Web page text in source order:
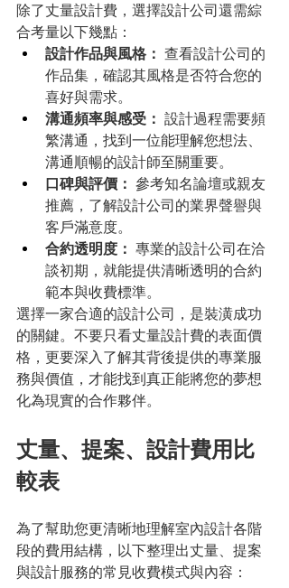
除了丈量設計費，選擇設計公司還需綜
合考量以下幾點：
設計作品與風格： 查看設計公司的
作品集，確認其風格是否符合您的
喜好與需求。
溝通頻率與感受： 設計過程需要頻
繁溝通，找到一位能理解您想法、
溝通順暢的設計師至關重要。
口碑與評價： 參考知名論壇或親友
推薦，了解設計公司的業界聲譽與
客戶滿意度。
合約透明度： 專業的設計公司在洽
談初期，就能提供清晰透明的合約
範本與收費標準。
選擇一家合適的設計公司，是裝潢成功
的關鍵。不要只看丈量設計費的表面價
格，更要深入了解其背後提供的專業服
務與價值，才能找到真正能將您的夢想
化為現實的合作夥伴。
丈量、提案、設計費用比
較表
為了幫助您更清晰地理解室內設計各階
段的費用結構，以下整理出丈量、提案
與設計服務的常見收費模式與內容：